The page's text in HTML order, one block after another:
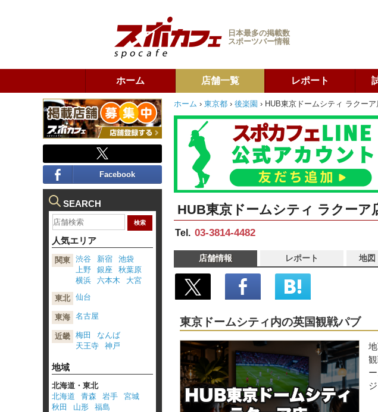
日本最多の掲載数
スポーツバー情報
ホーム 店舗一覧 レポート
ホーム › 東京都 › 後楽園 › HUB東京ドームシティ ラクーア
HUB東京ドームシティ ラクーア
Tel. 03-3814-4482
店舗情報 レポート 地図
シェア
はてな
東京ドームシティ内の英国観戦パブ
Facebook
SEARCH
人気エリア
関東 渋谷 新宿
池袋
上野
銀座
秋葉原
横浜
六本木
大宮
東北 仙台
東海 名古屋
近畿 梅田
なんば
天王寺
神戸
地域
北海道・東北
北海道
青森 岩手
宮城
秋田
山形
福島